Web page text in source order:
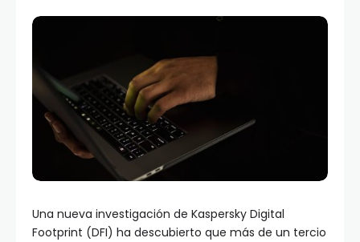
Una nueva investigación de Kaspersky Digital
Footprint (DFI) ha descubierto que más de un tercio